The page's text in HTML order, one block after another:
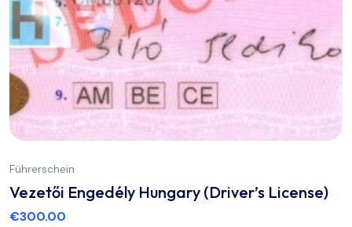
Führerschein
Vezetői Engedély Hungary (Driver’s License)
€300.00